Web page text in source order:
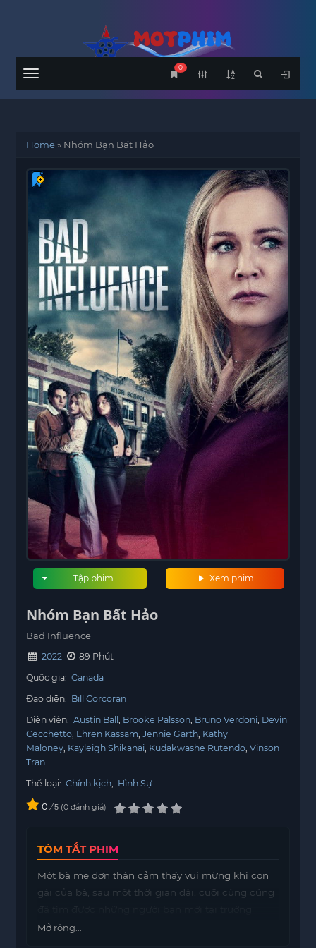
Menu
0
Home» Nhóm Bạn Bất Hảo
Xem phim
Tập phim
Nhóm Bạn Bất Hảo
Bad Influence
2022
89 Phút
Quốc gia: Canada
Đạo diễn: Bill Corcoran
Diễn viên: Austin Ball Brooke Palsson Bruno Verdoni Devin
Cecchetto Ehren Kassam Jennie Garth Kathy
Maloney Kayleigh Shikanai Kudakwashe Rutendo Vinson
Tran
Thể loại: Chính kịch Hình Sự
0 / 5 0 đánh giá
TÓM TẮT PHIM
Một bà mẹ đơn thân cảm thấy vui mừng khi con
gái của bà, sau một thời gian dài, cuối cùng cũng
trung học. Tuy nhiên, niềm vui ấy không kéo dài
Mở rộng...